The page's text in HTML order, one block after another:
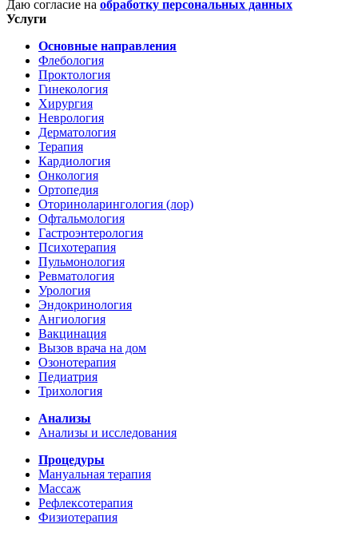
Даю согласие на обработку персональных данных
Услуги
Основные направления
Флебология
Проктология
Гинекология
Хирургия
Неврология
Дерматология
Терапия
Кардиология
Онкология
Ортопедия
Оториноларингология (лор)
Офтальмология
Гастроэнтерология
Психотерапия
Пульмонология
Ревматология
Урология
Эндокринология
Ангиология
Вакцинация
Вызов врача на дом
Озонотерапия
Педиатрия
Трихология
Анализы
Анализы и исследования
Процедуры
Мануальная терапия
Массаж
Рефлексотерапия
Физиотерапия